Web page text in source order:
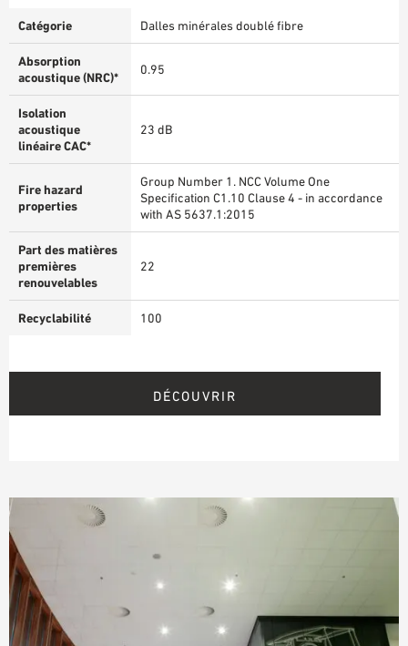
Catégorie Dalles minérales doublé fibre
Absorption
acoustique (NRC)*
0.95
Isolation
acoustique
linéaire CAC*
23 dB
Fire hazard
properties
Group Number 1. NCC Volume One
Specification C1.10 Clause 4 - in accordance
with AS 5637.1:2015
Part des matières
premières
renouvelables
22
Recyclabilité 100
DÉCOUVRIR